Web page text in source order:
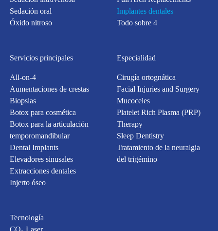
Sedación oral
Óxido nitroso
Implantes dentales
Todo sobre 4
Servicios principales
All-on-4
Aumentaciones de crestas
Biopsias
Botox para cosmética
Botox para la articulación
temporomandibular
Dental Implants
Elevadores sinusales
Extracciones dentales
Injerto óseo
Especialidad
Cirugía ortognática
Facial Injuries and Surgery
Mucoceles
Platelet Rich Plasma (PRP)
Therapy
Sleep Dentistry
Tratamiento de la neuralgia
del trigémino
Tecnología
CO₂ Laser